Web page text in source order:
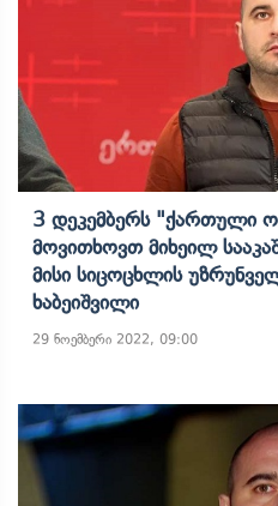
3 Დეკემბერს "ქართული
Მოვითხოვთ Მიხეილ
Მისი Სიცოცხლის
Ხაბეიშვილი
29 ნოემბერი 2022, 09:00